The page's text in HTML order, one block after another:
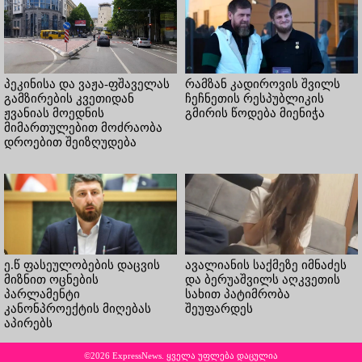
პეკინისა და ვაჟა-ფშაველას
გამზირების კვეთიდან
ჟვანიას მოედნის
მიმართულებით მოძრაობა
დროებით შეიზღუდება
რამზან კადიროვის შვილს
ჩეჩნეთის რესპუბლიკის
გმირის წოდება მიენიჭა
ე.წ ფასეულობების დაცვის
მიზნით ოცნების
პარლამენტი
კანონპროექტის მიღებას
აპირებს
ავალიანის საქმეზე იმნაძეს
და ბერუაშვილს აღკვეთის
სახით პატიმრობა
შეუფარდეს
©2026 ExpressNews. ყველა უფლება დაცულია